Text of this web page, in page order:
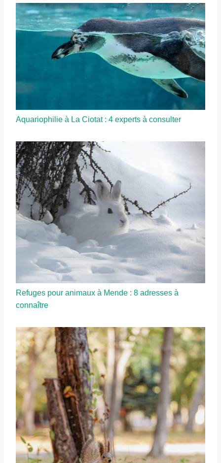
Aquariophilie à La Ciotat : 4 experts à consulter
Refuges pour animaux à Mende : 8 adresses à
connaître